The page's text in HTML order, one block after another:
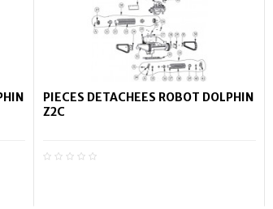
PIECES DETACHEES ROBOT DOLPHIN
Z2C